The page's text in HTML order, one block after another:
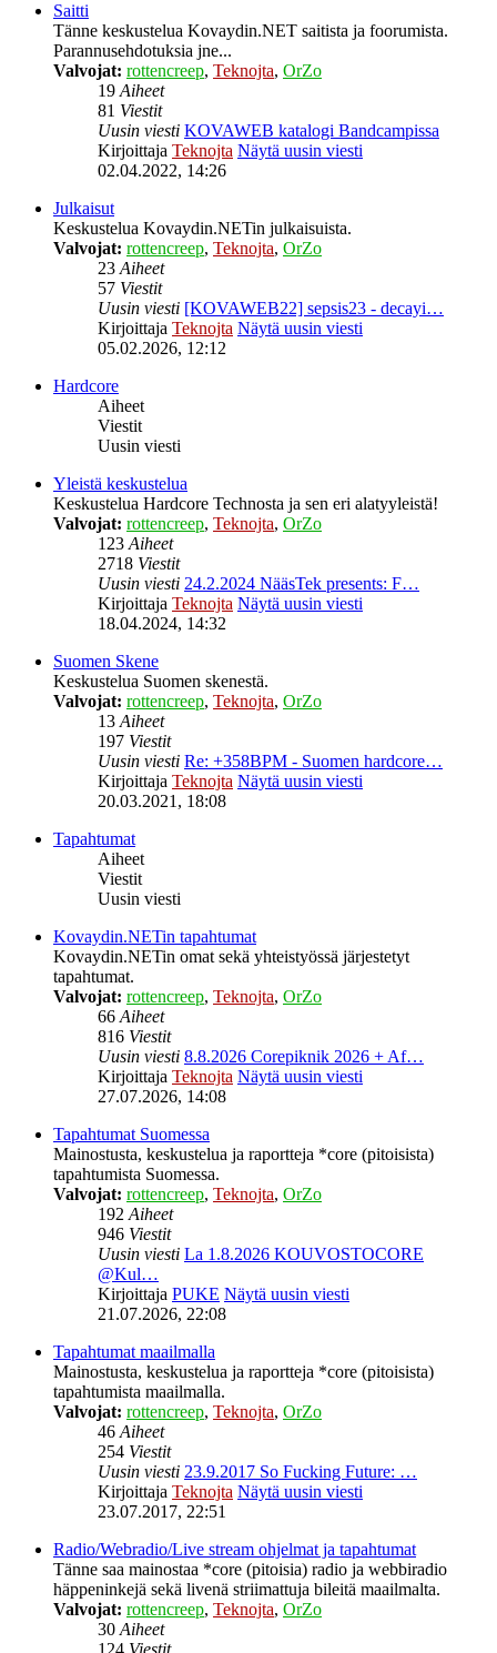
Saitti
Tänne keskustelua Kovaydin.NET saitista ja foorumista.
Parannusehdotuksia jne...
Valvojat: rottencreep, Teknojta, OrZo
19Aiheet
81 Viestit
Uusin viesti KOVAWEB katalogi Bandcampissa
Kirjoittaja Teknojta Näytä uusin viesti
02.04.2022, 14:26
Julkaisut
Keskustelua Kovaydin.NETin julkaisuista.
Valvojat: rottencreep, Teknojta, OrZo
23Aiheet
57 Viestit
Uusin viesti [KOVAWEB22] sepsis23 - decayi…
Kirjoittaja Teknojta Näytä uusin viesti
05.02.2026, 12:12
Hardcore
Aiheet
Viestit
Uusin viesti
Yleistä keskustelua
Keskustelua Hardcore Technosta ja sen eri alatyyleistä!
Valvojat: rottencreep, Teknojta, OrZo
123Aiheet
2718 Viestit
Uusin viesti 24.2.2024 NääsTek presents: F…
Kirjoittaja Teknojta Näytä uusin viesti
18.04.2024, 14:32
Suomen Skene
Keskustelua Suomen skenestä.
Valvojat: rottencreep, Teknojta, OrZo
13Aiheet
197 Viestit
Uusin viesti Re: +358BPM - Suomen hardcore…
Kirjoittaja Teknojta Näytä uusin viesti
20.03.2021, 18:08
Tapahtumat
Aiheet
Viestit
Uusin viesti
Kovaydin.NETin tapahtumat
Kovaydin.NETin omat sekä yhteistyössä järjestetyt
tapahtumat.
Valvojat: rottencreep, Teknojta, OrZo
66Aiheet
816 Viestit
Uusin viesti 8.8.2026 Corepiknik 2026 + Af…
Kirjoittaja Teknojta Näytä uusin viesti
27.07.2026, 14:08
Tapahtumat Suomessa
Mainostusta, keskustelua ja raportteja *core (pitoisista)
tapahtumista Suomessa.
Valvojat: rottencreep, Teknojta, OrZo
192Aiheet
946 Viestit
Uusin viesti La 1.8.2026 KOUVOSTOCORE
@Kul…
Kirjoittaja PUKE Näytä uusin viesti
21.07.2026, 22:08
Tapahtumat maailmalla
Mainostusta, keskustelua ja raportteja *core (pitoisista)
tapahtumista maailmalla.
Valvojat: rottencreep, Teknojta, OrZo
46Aiheet
254 Viestit
Uusin viesti 23.9.2017 So Fucking Future: …
Kirjoittaja Teknojta Näytä uusin viesti
23.07.2017, 22:51
Radio/Webradio/Live stream ohjelmat ja tapahtumat
Tänne saa mainostaa *core (pitoisia) radio ja webbiradio
häppeninkejä sekä livenä striimattuja bileitä maailmalta.
Valvojat: rottencreep, Teknojta, OrZo
30Aiheet